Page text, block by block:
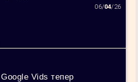
06/04/26
Google Vids тепер